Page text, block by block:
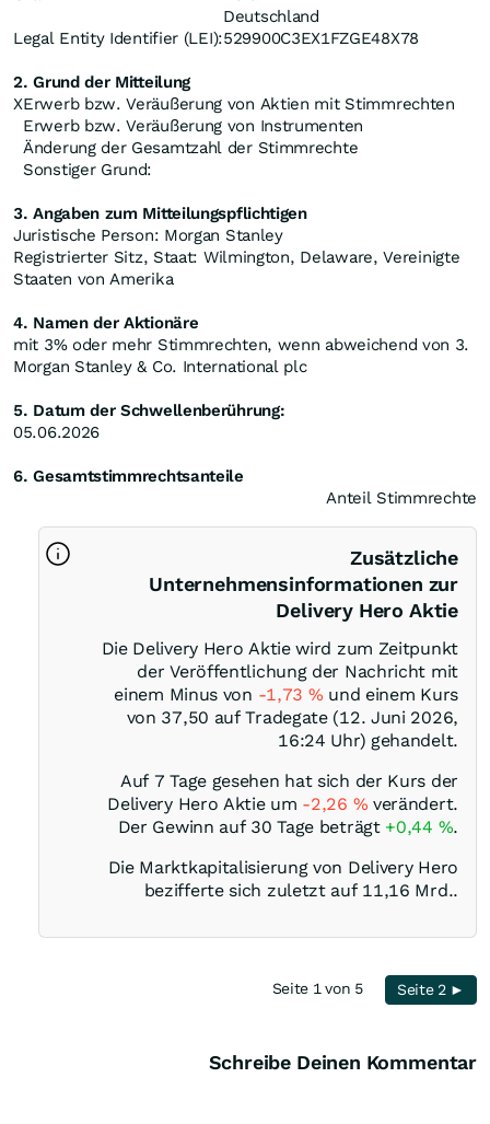
Deutschland
Legal Entity Identifier (LEI):529900C3EX1FZGE48X78
2. Grund der Mitteilung
XErwerb bzw. Veräußerung von Aktien mit Stimmrechten
Erwerb bzw. Veräußerung von Instrumenten
Änderung der Gesamtzahl der Stimmrechte
Sonstiger Grund:
3. Angaben zum Mitteilungspflichtigen
Juristische Person: Morgan Stanley
Registrierter Sitz, Staat: Wilmington, Delaware, Vereinigte
Staaten von Amerika
4. Namen der Aktionäre
mit 3% oder mehr Stimmrechten, wenn abweichend von 3.
Morgan Stanley & Co. International plc
5. Datum der Schwellenberührung:
05.06.2026
6. Gesamtstimmrechtsanteile
Anteil Stimmrechte
Zusätzliche
Unternehmensinformationen zur
Delivery Hero Aktie
Die Delivery Hero Aktie wird zum Zeitpunkt
der Veröffentlichung der Nachricht mit
einem Minus von -1,73 % und einem Kurs
von 37,50 auf Tradegate (12. Juni 2026,
16:24 Uhr) gehandelt.
Auf 7 Tage gesehen hat sich der Kurs der
Delivery Hero Aktie um -2,26 % verändert.
Der Gewinn auf 30 Tage beträgt +0,44 %.
Die Marktkapitalisierung von Delivery Hero
bezifferte sich zuletzt auf 11,16 Mrd..
Seite 1 von 5 Seite 2 ►
Schreibe Deinen Kommentar